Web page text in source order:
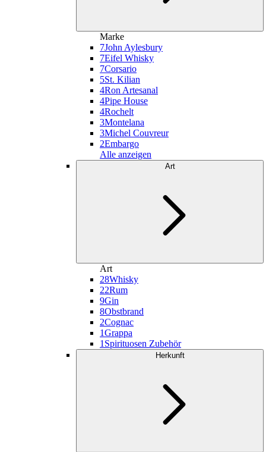
Marke
7John Aylesbury
7Eifel Whisky
7Corsario
5St. Kilian
4Ron Artesanal
4Pipe House
4Rochelt
3Montelana
3Michel Couvreur
2Embargo
Alle anzeigen
Art
Art
28Whisky
22Rum
9Gin
8Obstbrand
2Cognac
1Grappa
1 Spirituosen Zubehör
Herkunft